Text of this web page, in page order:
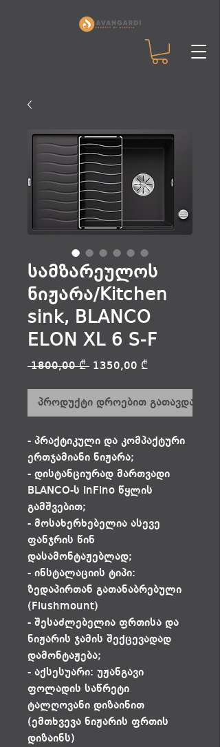
სამზარეულოს
ნიჟარა/Kitchen
sink, BLANCO
ELON XL 6 S-F
1800,00 ₾ Regular
1350,00 ₾
პროდუქტი დროებით გათავდა
- პრაქტიკული და კომპაქტური
ერთჯამიანი ნიჟარა;
- დისტანციურად მართვადი
BLANCO-ს InFino წყლის
გამშვებით;
- მოსახერხებელია ასევე
ფანჯრის წინ
დასამონტაჟებლად;
- ინსტალაციის ტიპი:
ზედაპირთან გათანაბრებული
(Flushmount)
- შესაძლებელია ფრთისა და
ნიჟარის ჯამის შექცევადად
დამონტაჟება;
- აქსესუარი: უჟანგავი
ფოლადის საწრეტი
ტალღოვანი დიზაინით
(ემთხვევა ნიჟარის ფრთის
დიზაინს)